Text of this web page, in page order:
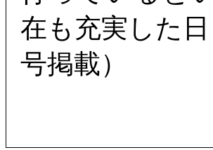
在も充実した
号掲載）